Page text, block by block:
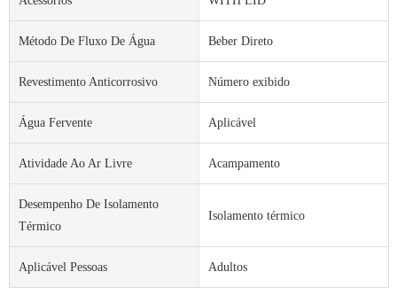
Método De Fluxo De Água Beber Direto
Revestimento Anticorrosivo Número exibido
Água Fervente Aplicável
Atividade Ao Ar Livre Acampamento
Desempenho De Isolamento
Térmico
Isolamento térmico
Aplicável Pessoas Adultos